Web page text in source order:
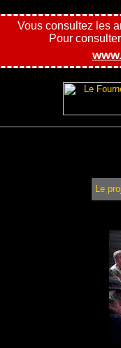
Vous consultez les
Pour
Le